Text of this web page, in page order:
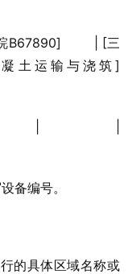
B67890]        | [三
运输与浇筑]
|                  |
备编号。
的具体区域名称或